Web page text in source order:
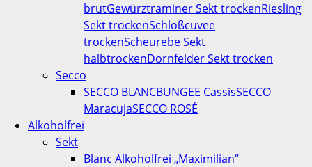
brutGewürztraminer Sekt trockenRiesling
Sekt trockenSchloßcuvee
trockenScheurebe Sekt
halbtrockenDornfelder Sekt trocken
Secco
SECCO BLANCBUNGEE CassisSECCO
MaracujaSECCO ROSÉ
Alkoholfrei
Sekt
Blanc Alkoholfrei „Maximilian“